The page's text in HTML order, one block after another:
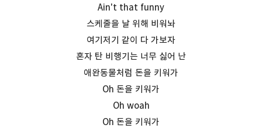
Ain't that funny
스케줄을 날 위해 비워놔
여기저기 같이 다 가보자
혼자 탄 비행기는 너무 싫어 난
애완동물처럼 돈을 키워가
Oh 돈을 키워가
Oh woah
Oh 돈을 키워가